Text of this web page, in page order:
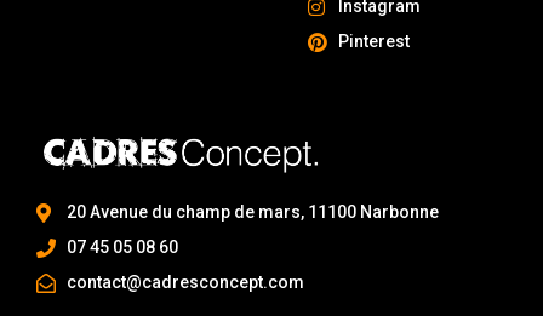
20 Avenue du champ de mars, 11100 Narbonne
07 45 05 08 60
contact@cadresconcept.com
Instagram
Pinterest